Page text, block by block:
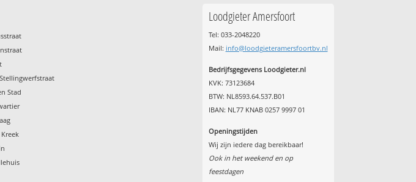
Stad
Loodgieter Amersfoort
Tel: 033-2048220
Mail: info@loodgieteramersfoortbv.nl
Bedrijfsgegevens Loodgieter.nl
KVK: 73123684
BTW: NL8593.64.537.B01
IBAN: NL77 KNAB 0257 9997 01
Openingstijden
Wij zijn iedere dag bereikbaar!
Ook in het weekend en op
feestdagen